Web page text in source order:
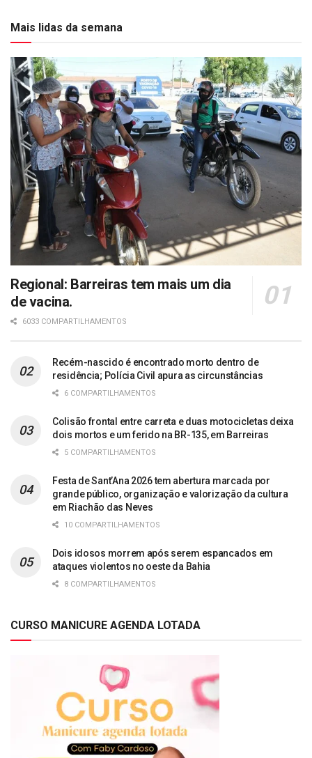
Mais lidas da semana
Regional: Barreiras tem mais um dia
de vacina.
6033 COMPARTILHAMENTOS
Recém-nascido é encontrado morto dentro de
residência; Polícia Civil apura as circunstâncias
6 COMPARTILHAMENTOS
Colisão frontal entre carreta e duas motocicletas deixa
dois mortos e um ferido na BR-135, em Barreiras
5 COMPARTILHAMENTOS
Festa de Sant’Ana 2026 tem abertura marcada por
grande público, organização e valorização da cultura
em Riachão das Neves
10 COMPARTILHAMENTOS
Dois idosos morrem após serem espancados em
ataques violentos no oeste da Bahia
8 COMPARTILHAMENTOS
CURSO MANICURE AGENDA LOTADA